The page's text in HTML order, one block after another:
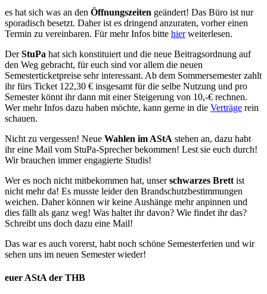
es hat sich was an den Öffnungszeiten geändert! Das Büro ist nur
sporadisch besetzt. Daher ist es dringend anzuraten, vorher einen
Termin zu vereinbaren. Für mehr Infos bitte hierweiterlesen.
DerStuPa hat sich konstituiert und die neue Beitragsordnung auf
den Weg gebracht, für euch sind vor allem die neuen
Semesterticketpreise sehr interessant. Ab dem Sommersemester zahlt
ihr fürs Ticket 122,30 € insgesamt für die selbe Nutzung und pro
Semester könnt ihr dann mit einer Steigerung von 10,-€ rechnen.
Wer mehr Infos dazu haben möchte, kann gerne in die Verträge rein
schauen.
Nicht zu vergessen! Neue Wahlen im AStA stehen an, dazu habt
ihr eine Mail vom StuPa-Sprecher bekommen! Lest sie euch durch!
Wir brauchen immer engagierte Studis!
Wer es noch nicht mitbekommen hat, unserschwarzes Brett ist
nicht mehr da! Es musste leider den Brandschutzbestimmungen
weichen. Daher können wir keine Aushänge mehr anpinnen und
dies fällt als ganz weg! Was haltet ihr davon? Wie findet ihr das?
Schreibt uns doch dazu eine Mail!
Das war es auch vorerst, habt noch schöne Semesterferien und wir
sehen uns im neuen Semester wieder!
euer AStA der THB